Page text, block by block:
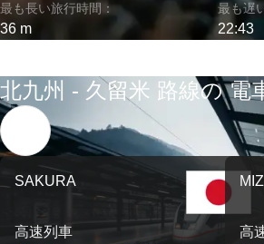
最も長い旅行時間：
36 m
最も遅
22:43
北九州 - 久留米 路線の 電
SAKURA
高速列車 高